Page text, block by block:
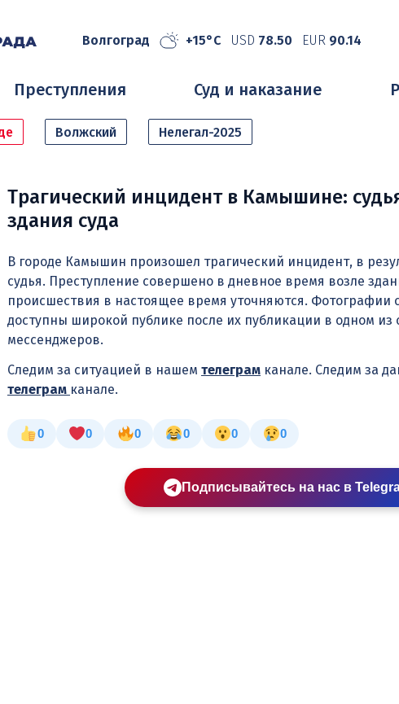
Волгоград +15°C USD 78.50 EUR 90.14
Преступления Суд и наказание
Волжский Нелегал-2025
Трагический инцидент в Камышине:
здания суда
В городе Камышин произошел трагический инцидент, в
судья. Преступление совершено в дневное время возле
происшествия в настоящее время уточняются. Фотографии
доступны широкой публике после их публикации в одном из
мессенджеров.
Следим за ситуацией в нашем телеграм канале. Следим за
телеграм канале.
0 0 0 0 0 0
Подписывайтесь на нас в